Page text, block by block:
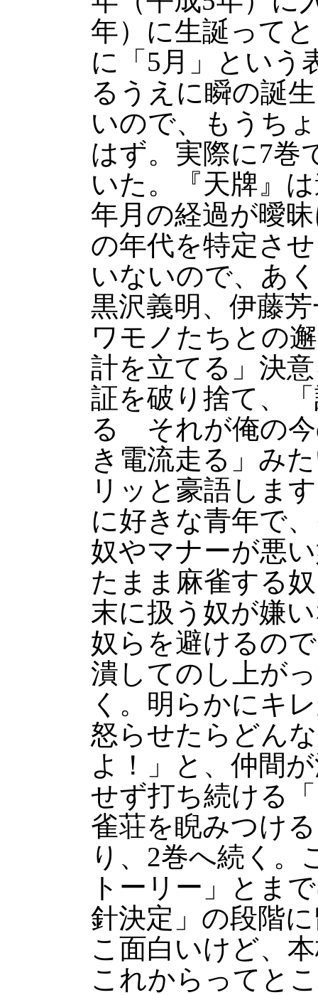
年）に生誕って
に「5月」という
るうえに瞬の誕
いので、もうち
はず。実際に7巻
いた。『天牌』
年月の経過が曖
の年代を特定さ
いないので、あ
黒沢義明、伊藤
ワモノたちとの
計を立てる」決
証を破り捨て、
る それが俺の今
き電流走る」み
リッと豪語しま
に好きな青年で
奴やマナーが悪
たまま麻雀する
末に扱う奴が嫌
奴らを避けるの
潰してのし上が
く。明らかにキ
怒らせたらどん
よ！」と、仲間
せず打ち続ける
雀荘を睨みつけ
り、2巻へ続く。
トーリー」とま
針決定」の段階
こ面白いけど、
これからってと